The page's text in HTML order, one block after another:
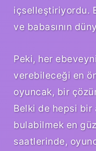
içselleştiriyordu.
ve babasının
Peki, her
verebileceği en
oyuncak, bir
Belki de hepsi
bulabilmek en
saatlerinde,